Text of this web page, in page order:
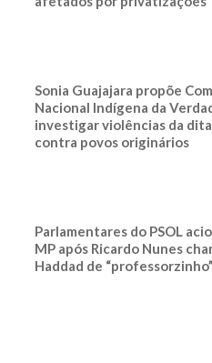
Sonia Guajajara propõe
Nacional Indígena da
investigar violências da
contra povos originários
Parlamentares do PSOL
MP após Ricardo Nunes
Haddad de “professorzinho”